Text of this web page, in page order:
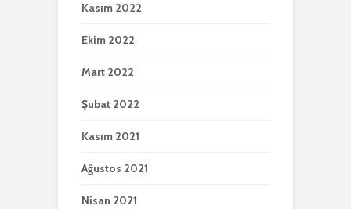
Kasım 2022
Ekim 2022
Mart 2022
Şubat 2022
Kasım 2021
Ağustos 2021
Nisan 2021